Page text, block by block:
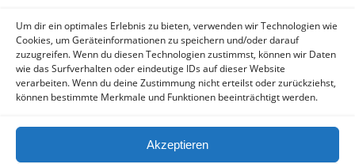
Um dir ein optimales Erlebnis zu bieten, verwenden wir Technologien wie
Cookies, um Geräteinformationen zu speichern und/oder darauf
zuzugreifen. Wenn du diesen Technologien zustimmst, können wir Daten
wie das Surfverhalten oder eindeutige IDs auf dieser Website
verarbeiten. Wenn du deine Zustimmung nicht erteilst oder zurückziehst,
können bestimmte Merkmale und Funktionen beeinträchtigt werden.
Akzeptieren
FÖRMLICHES
Kontakt
AGBs
Impressum und Datenschutzerklärung